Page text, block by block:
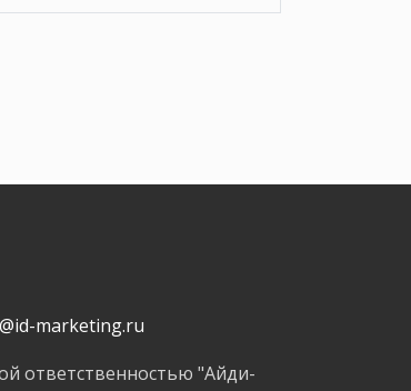
marketing.ru
ответственностью "Айди-